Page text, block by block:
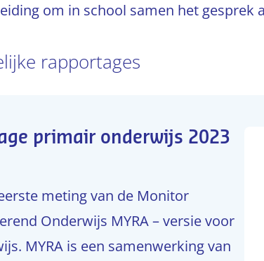
om in school samen het gesprek
rapportages
primair onderwijs 2023
meting van de Monitor
Onderwijs MYRA – versie voor
MYRA is een samenwerking van